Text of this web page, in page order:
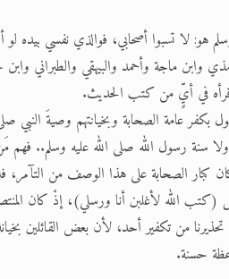
لأقوال المستشرقين في خاتم
حِكم، وأهداف >> المزيد
هو: لا تسبوا أصحابي، فوالذي نفسي
وابن ماجة وأحمد والبيهقي والطبراني
في أيٍّ من كتب الحديث.
بكفر عامة الصحابة وبخيانتهم وصيةَ النبي
من تكفير أحد، لأن بعض القائلين
حسنة.